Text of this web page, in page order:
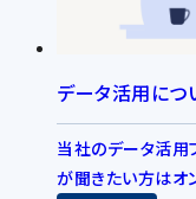
データ活用につ
当社のデータ活用
が聞きたい方はオ